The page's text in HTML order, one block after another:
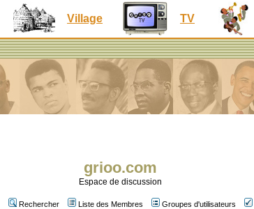
Village TV
grioo.com
Espace de discussion
Rechercher Liste des Membres Groupes d'utilisateurs